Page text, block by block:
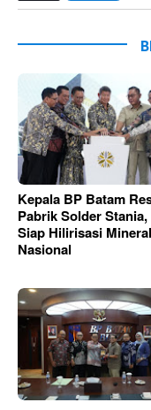
Kepala BP Batam
Pabrik Solder
Siap Hilirisasi Mineral
Nasional